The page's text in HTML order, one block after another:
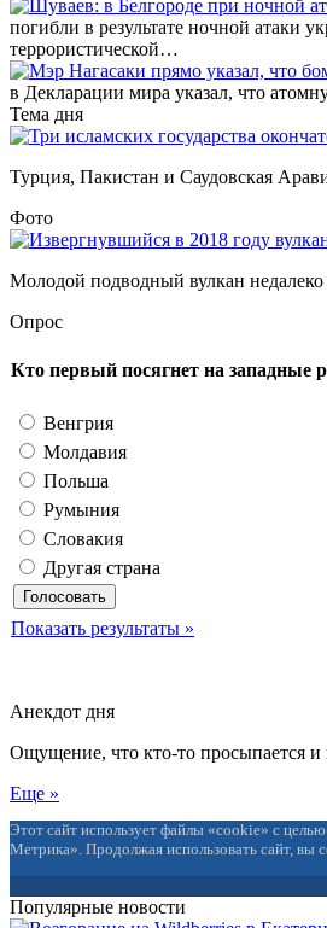
погибли в результате ночной
террористической…
в Декларации мира указал, что
Тема дня
Турция, Пакистан и Саудовская
Фото
Молодой подводный вулкан
Опрос
Кто первый посягнет на западные
Венгрия
Молдавия
Польша
Румыния
Словакия
Другая страна
Показать результаты »
Анекдот дня
Ощущение, что кто-то просыпается
Еще »
Этот сайт использует файлы «cookie» с
Метрика». Продолжая использовать сайт, вы
Популярные новости